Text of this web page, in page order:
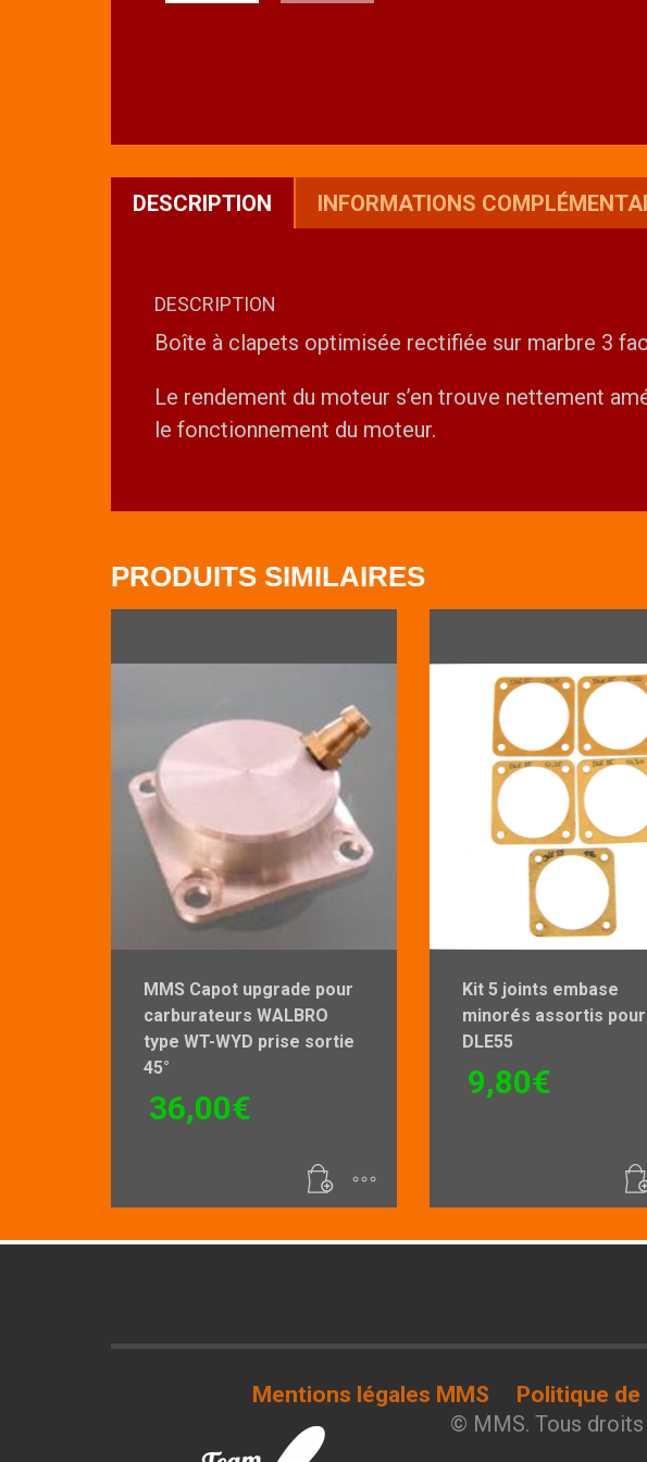
DESCRIPTION INFORMATIONS
DESCRIPTION
Boîte à clapets optimisée rectifiée sur marbre 3
Le rendement du moteur s’en trouve nettement
le fonctionnement du moteur.
PRODUITS SIMILAIRES
MMS Capot upgrade pour
carburateurs WALBRO
type WT-WYD prise sortie
45°
36,00€
Kit 5 joints embase
minorés assortis pour
DLE55
9,80€
Mentions légales MMS Politique
© MMS. Tous